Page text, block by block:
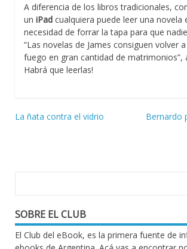
A diferencia de los libros tradicionales,
un iPad cualquiera puede leer una novela
necesidad de forrar la tapa para que
“Las novelas de James consiguen volver
fuego en gran cantidad de matrimonios”,
Habrá que leerlas!
Navegación
La ñata contra el vidrio
Bernardo
SOBRE EL CLUB
El Club del eBook, es la primera fuente de